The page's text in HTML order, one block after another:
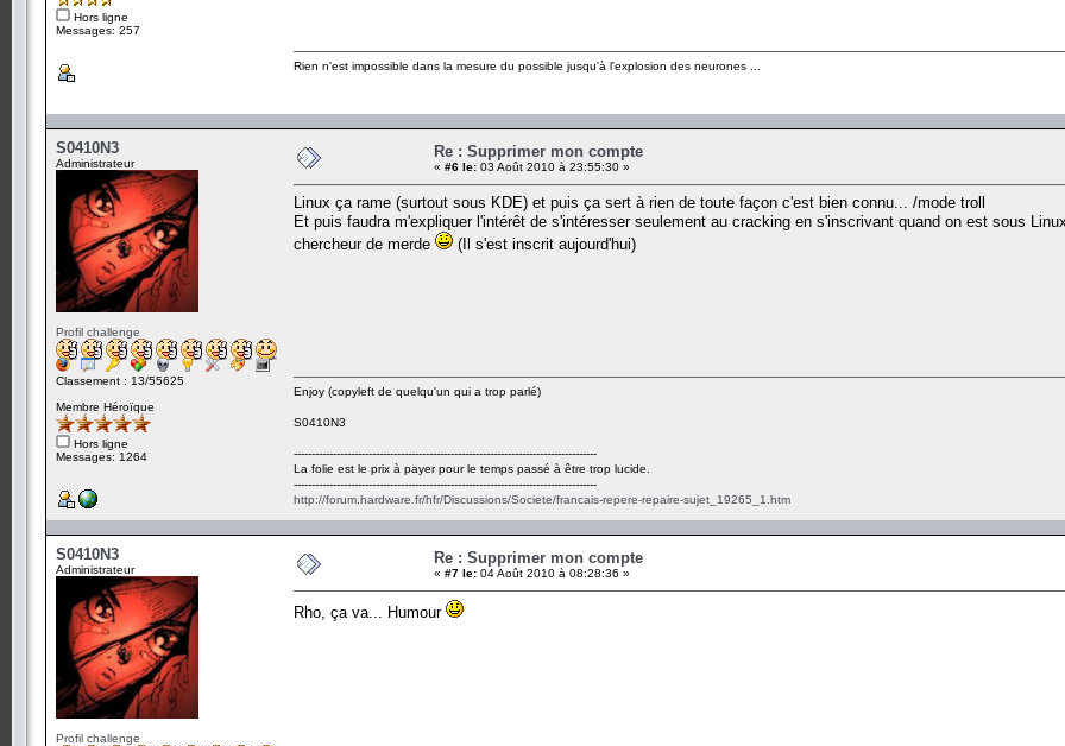
Hors ligne
Messages: 257
Rien n'est impossible dans la mesure du possible jusqu'à l'explosion des neurones ...
S0410N3
Administrateur
Profil challenge
Classement : 13/55625
Membre Héroïque
Hors ligne
Messages: 1264
Re : Supprimer mon compte
« #6 le: 03 Août 2010 à 23:55:30 »
Linux ça rame (surtout sous KDE) et puis ça sert à rien de toute façon c'est bien connu... /mode troll
Et puis faudra m'expliquer l'intérêt de s'intéresser seulement au cracking en s'inscrivant quand on est sous
chercheur de merde
(Il s'est inscrit aujourd'hui)
Enjoy (copyleft de quelqu'un qui a trop parlé)
S0410N3
-------------------------------------------------------------------------------------
La folie est le prix à payer pour le temps passé à être trop lucide.
-------------------------------------------------------------------------------------
http://forum.hardware.fr/hfr/Discussions/Societe/francais-repere-repaire-sujet_19265_1.htm
S0410N3
Administrateur
Profil challenge
Re : Supprimer mon compte
« #7 le: 04 Août 2010 à 08:28:36 »
Rho, ça va... Humour